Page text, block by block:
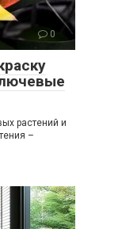
0
растений и
–